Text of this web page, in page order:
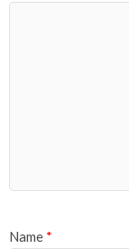
Name *